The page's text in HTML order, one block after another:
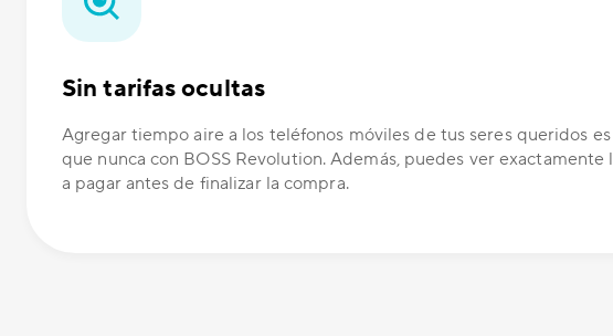
Sin tarifas ocultas
Agregar tiempo aire a los teléfonos móviles de tus seres queridos es
que nunca con BOSS Revolution. Además, puedes ver exactamente
a pagar antes de finalizar la compra.